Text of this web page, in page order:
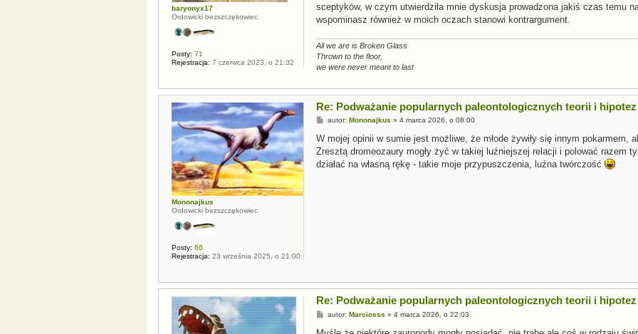
baryonyx17
Ordowicki bezszczękowiec
Posty: 71
Rejestracja: 7 czerwca 2023, o 21:32
sceptyków, w czym utwierdziła mnie dyskusja prowadzona jakiś czas temu
wspominasz również w moich oczach stanowi kontrargument.
All we are is Broken Glass
Thrown to the floor,
we were never meant to last
Mononajkus
Ordowicki bezszczękowiec
Posty: 66
Rejestracja: 23 września 2025, o 21:00
Re: Podważanie popularnych paleontologicznych teorii i hipotez
P
s
autor: Mononajkus » 4 marca 2026, o 08:00
W mojej opinii w sumie jest możliwe, że młode żywiły się innym pokarmem,
Zresztą dromeozaury mogły żyć w takiej luźniejszej relacji i polować razem
działać na własną rękę - takie moje przypuszczenia, luźna twórczość
Re: Podważanie popularnych paleontologicznych teorii i hipotez
P
s
autor: Marciosss » 4 marca 2026, o 22:03